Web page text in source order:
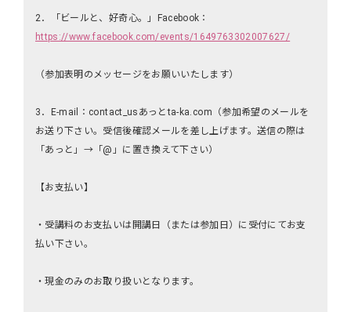
2．「ビールと、好奇心。」Facebook：
https://www.facebook.com/events/1649763302007627/
（参加表明のメッセージをお願いいたします）
3．E-mail：contact_usあっとta-ka.com（参加希望のメールを
お送り下さい。受信後確認メールを差し上げます。送信の際は
「あっと」→「@」に置き換えて下さい）
【お支払い】
・受講料のお支払いは開講日（または参加日）に受付にてお支
払い下さい。
・現金のみのお取り扱いとなります。